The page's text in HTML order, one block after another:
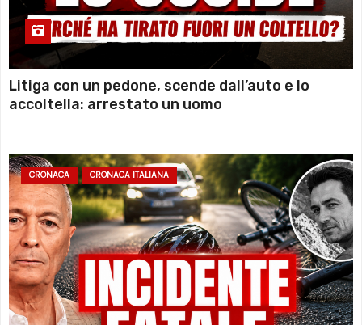
Litiga con un pedone, scende dall’auto e lo
accoltella: arrestato un uomo
CRONACA CRONACA ITALIANA